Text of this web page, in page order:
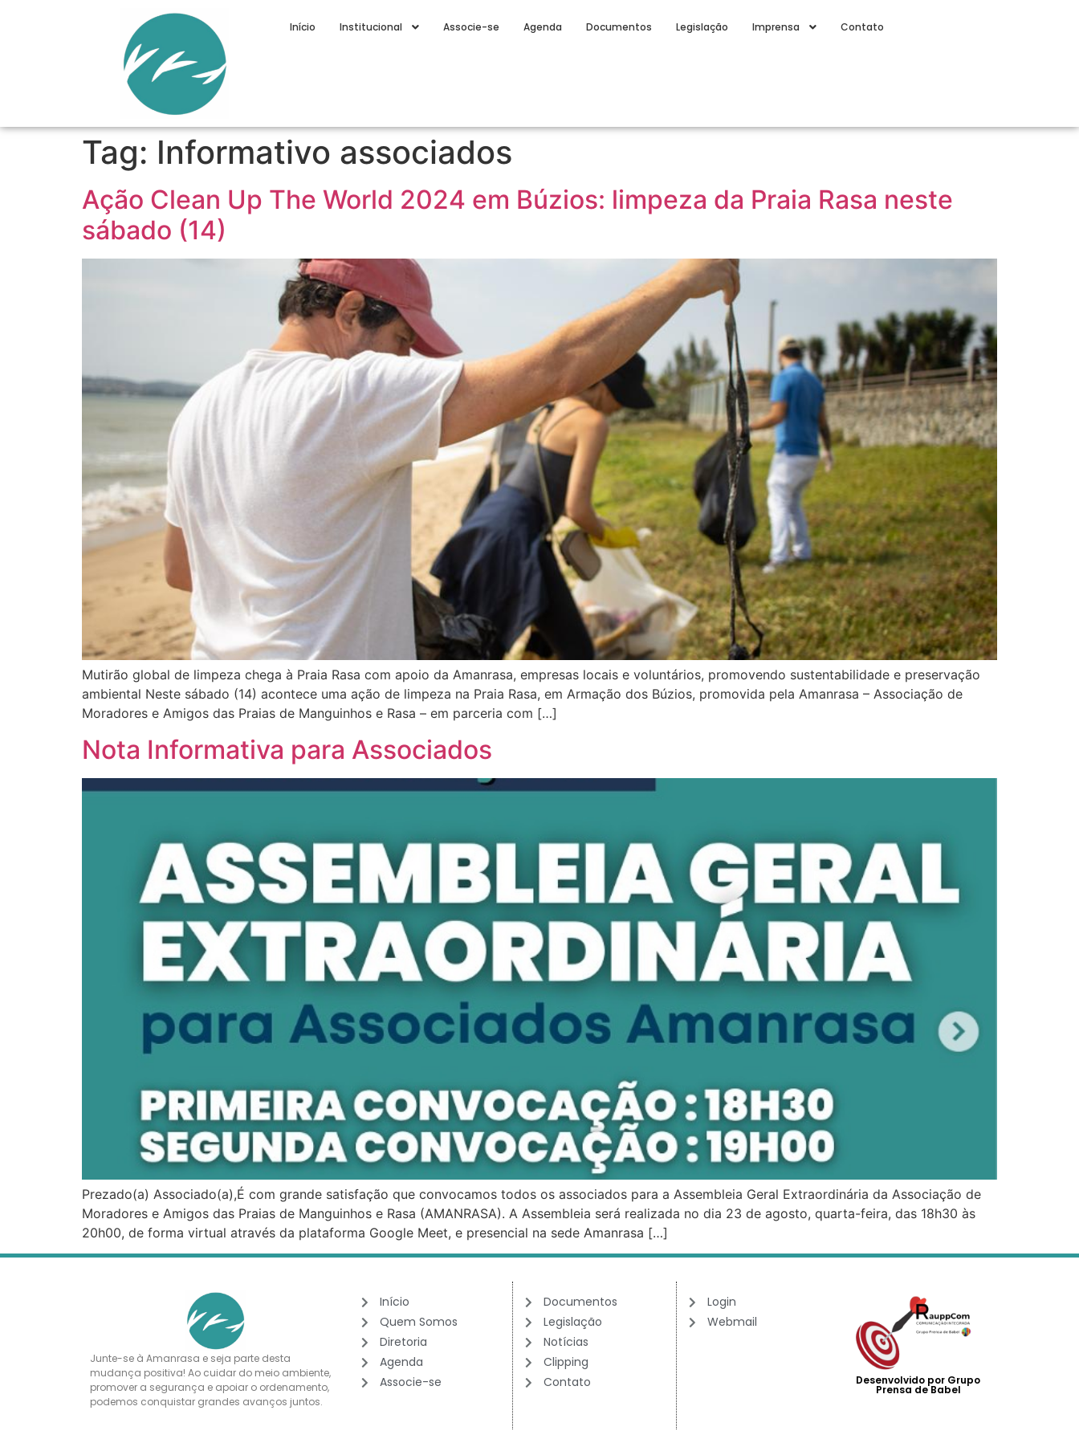
Início Institucional Associe-se Agenda Documentos Legislação Imprensa Contato
Tag: Informativo associados
Ação Clean Up The World 2024 em Búzios: limpeza da Praia Rasa neste
sábado (14)
Mutirão global de limpeza chega à Praia Rasa com apoio da Amanrasa, empresas locais e voluntários, promovendo sustentabilidade e preservação
ambiental Neste sábado (14) acontece uma ação de limpeza na Praia Rasa, em Armação dos Búzios, promovida pela Amanrasa – Associação de
Moradores e Amigos das Praias de Manguinhos e Rasa – em parceria com […]
Nota Informativa para Associados
Prezado(a) Associado(a),É com grande satisfação que convocamos todos os associados para a Assembleia Geral Extraordinária da Associação de
Moradores e Amigos das Praias de Manguinhos e Rasa (AMANRASA). A Assembleia será realizada no dia 23 de agosto, quarta-feira, das 18h30 às
20h00, de forma virtual através da plataforma Google Meet, e presencial na sede Amanrasa […]
Junte-se à Amanrasa e seja parte desta
mudança positiva! Ao cuidar do meio ambiente,
promover a segurança e apoiar o ordenamento,
podemos conquistar grandes avanços juntos.
Início
Quem Somos
Diretoria
Agenda
Associe-se
Documentos
Legislação
Notícias
Clipping
Contato
Login
Webmail
Desenvolvido por Grupo
Prensa de Babel